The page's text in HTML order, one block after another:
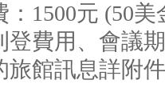
：1500元 (50
登費用、會議
旅館訊息詳附